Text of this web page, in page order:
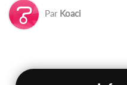
Par Koaci